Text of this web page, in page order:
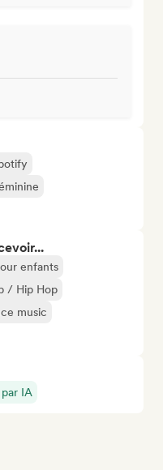
enfants
/ Hip Hop
music
IA